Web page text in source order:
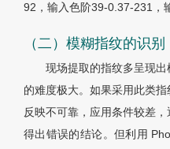
92，输入色阶39-0.37-231，
（二）模糊指纹的识别
现场提取的指纹多呈现
的难度极大。如果采用此类
反映不可靠，应用条件较差
得出错误的结论。但利用